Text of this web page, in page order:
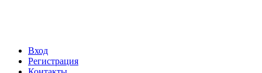
Вход
Регистрация